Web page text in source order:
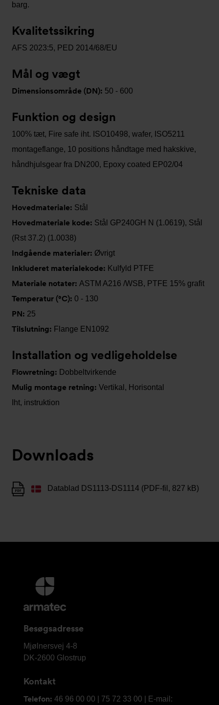
barg.
Kvalitetssikring
AFS 2023:5, PED 2014/68/EU
Mål og vægt
Dimensionsområde (DN): 50 - 600
Funktion og design
100% tæt, Fire safe iht. ISO10498, wafer, ISO5211
montageflange, 10 positions håndtage med hakskive,
håndhjulsgear fra DN200, Epoxy coated EP02/04
Tekniske data
Hovedmateriale: Stål
Hovedmateriale kode: Stål GP240GH N (1.0619), Stål
(Rst 37.2) (1.0038)
Indgående materialer: Øvrigt
Inkluderet materialekode: Kulfyld PTFE
Materiale notater: ASTM A216 /WSB, PTFE 15% grafit
Temperatur (°C): 0 - 130
PN: 25
Tilslutning: Flange EN1092
Installation og vedligeholdelse
Flowretning: Dobbeltvirkende
Mulig montage retning: Vertikal, Horisontal
Iht, instruktion
Downloads
Datablad DS1113-DS1114 (PDF-fil, 827 kB)
Yderligere
information
og
Besøgsadresse
Armatec
A/S
Mjølnersvej 4-8
DK-2600 Glostrup
Kontakt
Telefon: 46 96 00 00 | 75 72 33 00 | E-mail: